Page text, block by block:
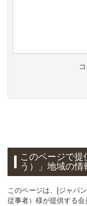
このページで提
う）」地域の情
このページは、[ジャパ
従事者）様が提供する